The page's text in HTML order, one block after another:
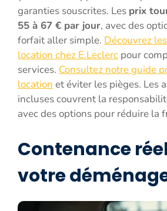
garanties souscrites. Les prix
55 à 67 € par jour, avec des
forfait aller simple. Découvrez
location chez E.Leclerc pour
services. Consultez notre guide
location et éviter les pièges. Les
incluses couvrent la
avec des options pour réduire la
Contenance
votre